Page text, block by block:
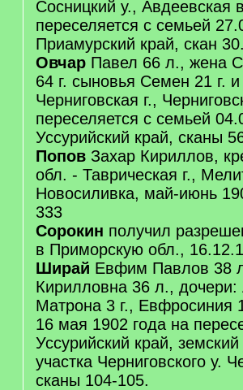
Сосницкий у., Авдеевская
переселяется с семьей
Приамурский край, скан
Овчар Павел 66 л., жена
64 г. сыновья Семен 21 г.
Черниговская г.,
переселяется с семьей
Уссурийский край, сканы
Попов Захар Кириллов,
обл. - Таврическая г.,
Новосиливка, май-июнь
333
Сорокин получил
в Приморскую обл.,
Ширай Евфим Павлов 38
Кирилловна 36 л., дочери:
Матрона 3 г., Евфросиния
16 мая 1902 года на
Уссурийский край,
участка Черниговского у.
сканы 104-105.